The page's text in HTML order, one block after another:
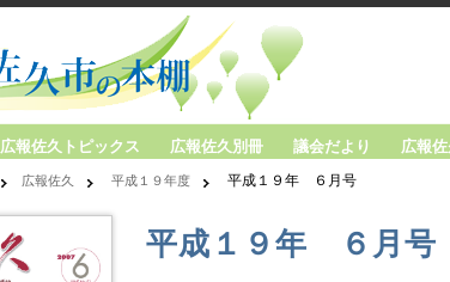
広報佐久トピックス 広報佐久別冊 議会だより 広報佐
広報佐久 平成１９年度 平成１９年 ６月号
平成１９年 ６月号